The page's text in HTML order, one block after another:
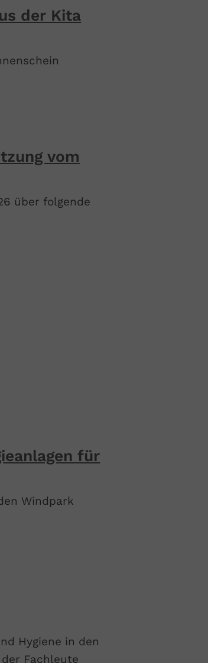
der Kita
vom
über folgende
für
Windpark
Hygiene in den
Fachleute